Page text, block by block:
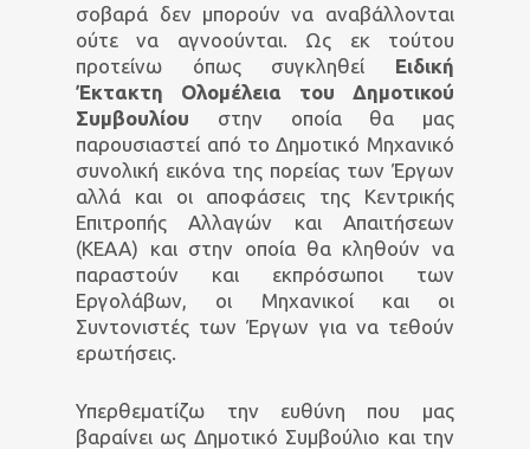
σοβαρά δεν μπορούν να αναβάλλονται
ούτε να αγνοούνται. Ως εκ τούτου
προτείνω όπως συγκληθεί Ειδική
Έκτακτη Ολομέλεια του Δημοτικού
Συμβουλίου στην οποία θα μας
παρουσιαστεί από το Δημοτικό Μηχανικό
συνολική εικόνα της πορείας των Έργων
αλλά και οι αποφάσεις της Κεντρικής
Επιτροπής Αλλαγών και Απαιτήσεων
(ΚΕΑΑ) και στην οποία θα κληθούν να
παραστούν και εκπρόσωποι των
Εργολάβων, οι Μηχανικοί και οι
Συντονιστές των Έργων για να τεθούν
ερωτήσεις.
Υπερθεματίζω την ευθύνη που μας
βαραίνει ως Δημοτικό Συμβούλιο και την